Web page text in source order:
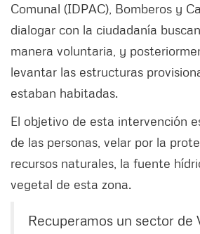
Comunal (IDPAC), Bomberos y
dialogar con la ciudadanía
manera voluntaria, y
levantar las estructuras
estaban habitadas.
El objetivo de esta intervención
de las personas, velar por la
recursos naturales, la fuente
vegetal de esta zona.
Recuperamos un sector de